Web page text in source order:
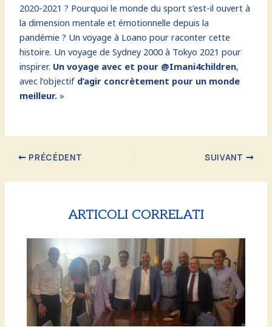
2020-2021 ? Pourquoi le monde du sport s’est-il ouvert à
la dimension mentale et émotionnelle depuis la
pandémie ? Un voyage à Loano pour raconter cette
histoire. Un voyage de Sydney 2000 à Tokyo 2021 pour
inspirer. Un voyage avec et pour @Imani4children,
avec l’objectif d’agir concrètement pour un monde
meilleur. »
PRÉCÉDENT SUIVANT
ARTICOLI CORRELATI